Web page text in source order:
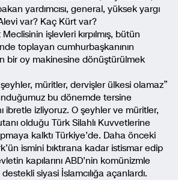
yardımcısı, general, yüksek yargı
var? Kaç Kürt var?
işlevleri kırpılmış, bütün
toplayan cumhurbaşkanının
bir oy makinesine dönüştürülmek
müritler, dervişler ülkesi olamaz”
bu dönemde tersine
ibretle izliyoruz. O şeyhler ve müritler,
olduğu Türk Silahlı Kuvvetlerine
kalktı Türkiye’de. Daha önceki
ismini bıktırana kadar istismar edip
kapılarını ABD’nin komünizmle
siyasi İslamcılığa açanlardı.